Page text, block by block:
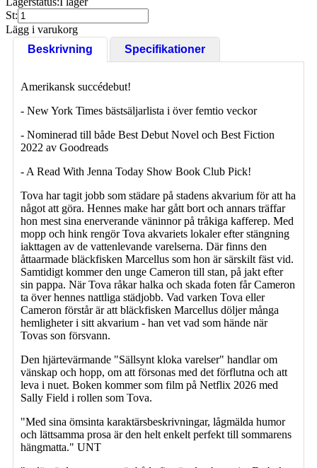
St:
Lägg i varukorg
Beskrivning
Specifikationer
Amerikansk succédebut!
- New York Times bästsäljarlista i över femtio veckor
- Nominerad till både Best Debut Novel och Best Fiction
2022 av Goodreads
- A Read With Jenna Today Show Book Club Pick!
Tova har tagit jobb som städare på stadens akvarium för att ha
något att göra. Hennes make har gått bort och annars träffar
hon mest sina enerverande väninnor på tråkiga kafferep. Med
mopp och hink rengör Tova akvariets lokaler efter stängning
iakttagen av de vattenlevande varelserna. Där finns den
åttaarmade bläckfisken Marcellus som hon är särskilt fäst vid.
Samtidigt kommer den unge Cameron till stan, på jakt efter
sin pappa. När Tova råkar halka och skada foten får Cameron
ta över hennes nattliga städjobb. Vad varken Tova eller
Cameron förstår är att bläckfisken Marcellus döljer många
hemligheter i sitt akvarium - han vet vad som hände när
Tovas son försvann.
Den hjärtevärmande "Sällsynt kloka varelser" handlar om
vänskap och hopp, om att försonas med det förflutna och att
leva i nuet. Boken kommer som film på Netflix 2026 med
Sally Field i rollen som Tova.
"Med sina ömsinta karaktärsbeskrivningar, lågmälda humor
och lättsamma prosa är den helt enkelt perfekt till sommarens
hängmatta." UNT